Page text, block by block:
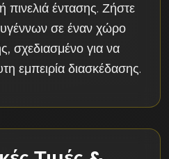
πινελιά έντασης. Ζήστε
σε έναν χώρο
σχεδιασμένο για να
εμπειρία διασκέδασης.